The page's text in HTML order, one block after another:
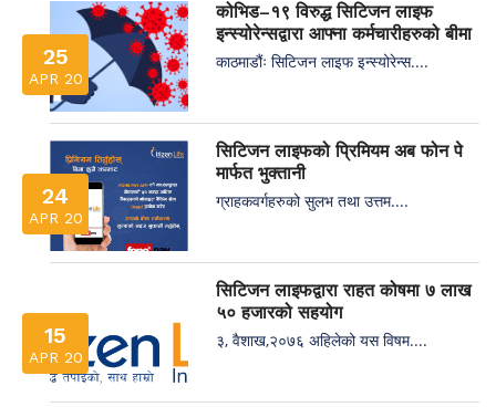
25
APR 20
कोभिड–१९ विरुद्ध सिटिजन लाइफ
इन्स्योरेन्सद्वारा आफ्ना कर्मचारीहरुको बीमा
काठमाडौंः सिटिजन लाइफ इन्स्योरेन्स....
24
APR 20
सिटिजन लाइफको प्रिमियम अब फोन पे
मार्फत भुक्तानी
ग्राहकवर्गहरुको सुलभ तथा उत्तम....
15
APR 20
सिटिजन लाइफद्वारा राहत कोषमा ७ लाख
५० हजारको सहयोग
३, वैशाख,२०७६ अहिलेको यस विषम....